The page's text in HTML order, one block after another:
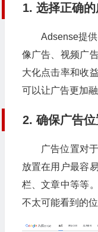
1. 选择正确
Adsense提
像广告、视频广
大化点击率和收
可以让广告更加
2. 确保广告
广告位置对
放置在用户最容
栏、文章中等等
不太可能看到的